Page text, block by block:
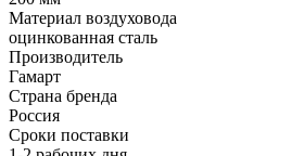
Материал воздуховода
оцинкованная сталь
Производитель
Гамарт
Страна бренда
Россия
Сроки поставки